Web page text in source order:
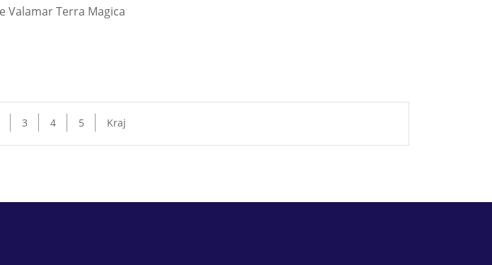
Valamar Terra Magica
3 4 5 Kraj